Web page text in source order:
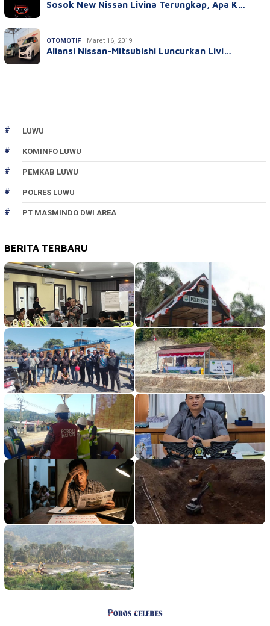
Sosok New Nissan Livina Terungkap, Apa K…
OTOMOTIF Maret 16, 2019
Aliansi Nissan-Mitsubishi Luncurkan Livi…
LUWU
KOMINFO LUWU
PEMKAB LUWU
POLRES LUWU
PT MASMINDO DWI AREA
BERITA TERBARU